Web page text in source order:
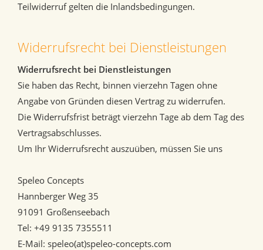
Teilwiderruf gelten die Inlandsbedingungen.
Widerrufsrecht bei Dienstleistungen
Widerrufsrecht bei Dienstleistungen
Sie haben das Recht, binnen vierzehn Tagen ohne
Angabe von Gründen diesen Vertrag zu widerrufen.
Die Widerrufsfrist beträgt vierzehn Tage ab dem Tag des
Vertragsabschlusses.
Um Ihr Widerrufsrecht auszuüben, müssen Sie uns
Speleo Concepts
Hannberger Weg 35
91091 Großenseebach
Tel: +49 9135 7355511
E-Mail: speleo(at)speleo-concepts.com